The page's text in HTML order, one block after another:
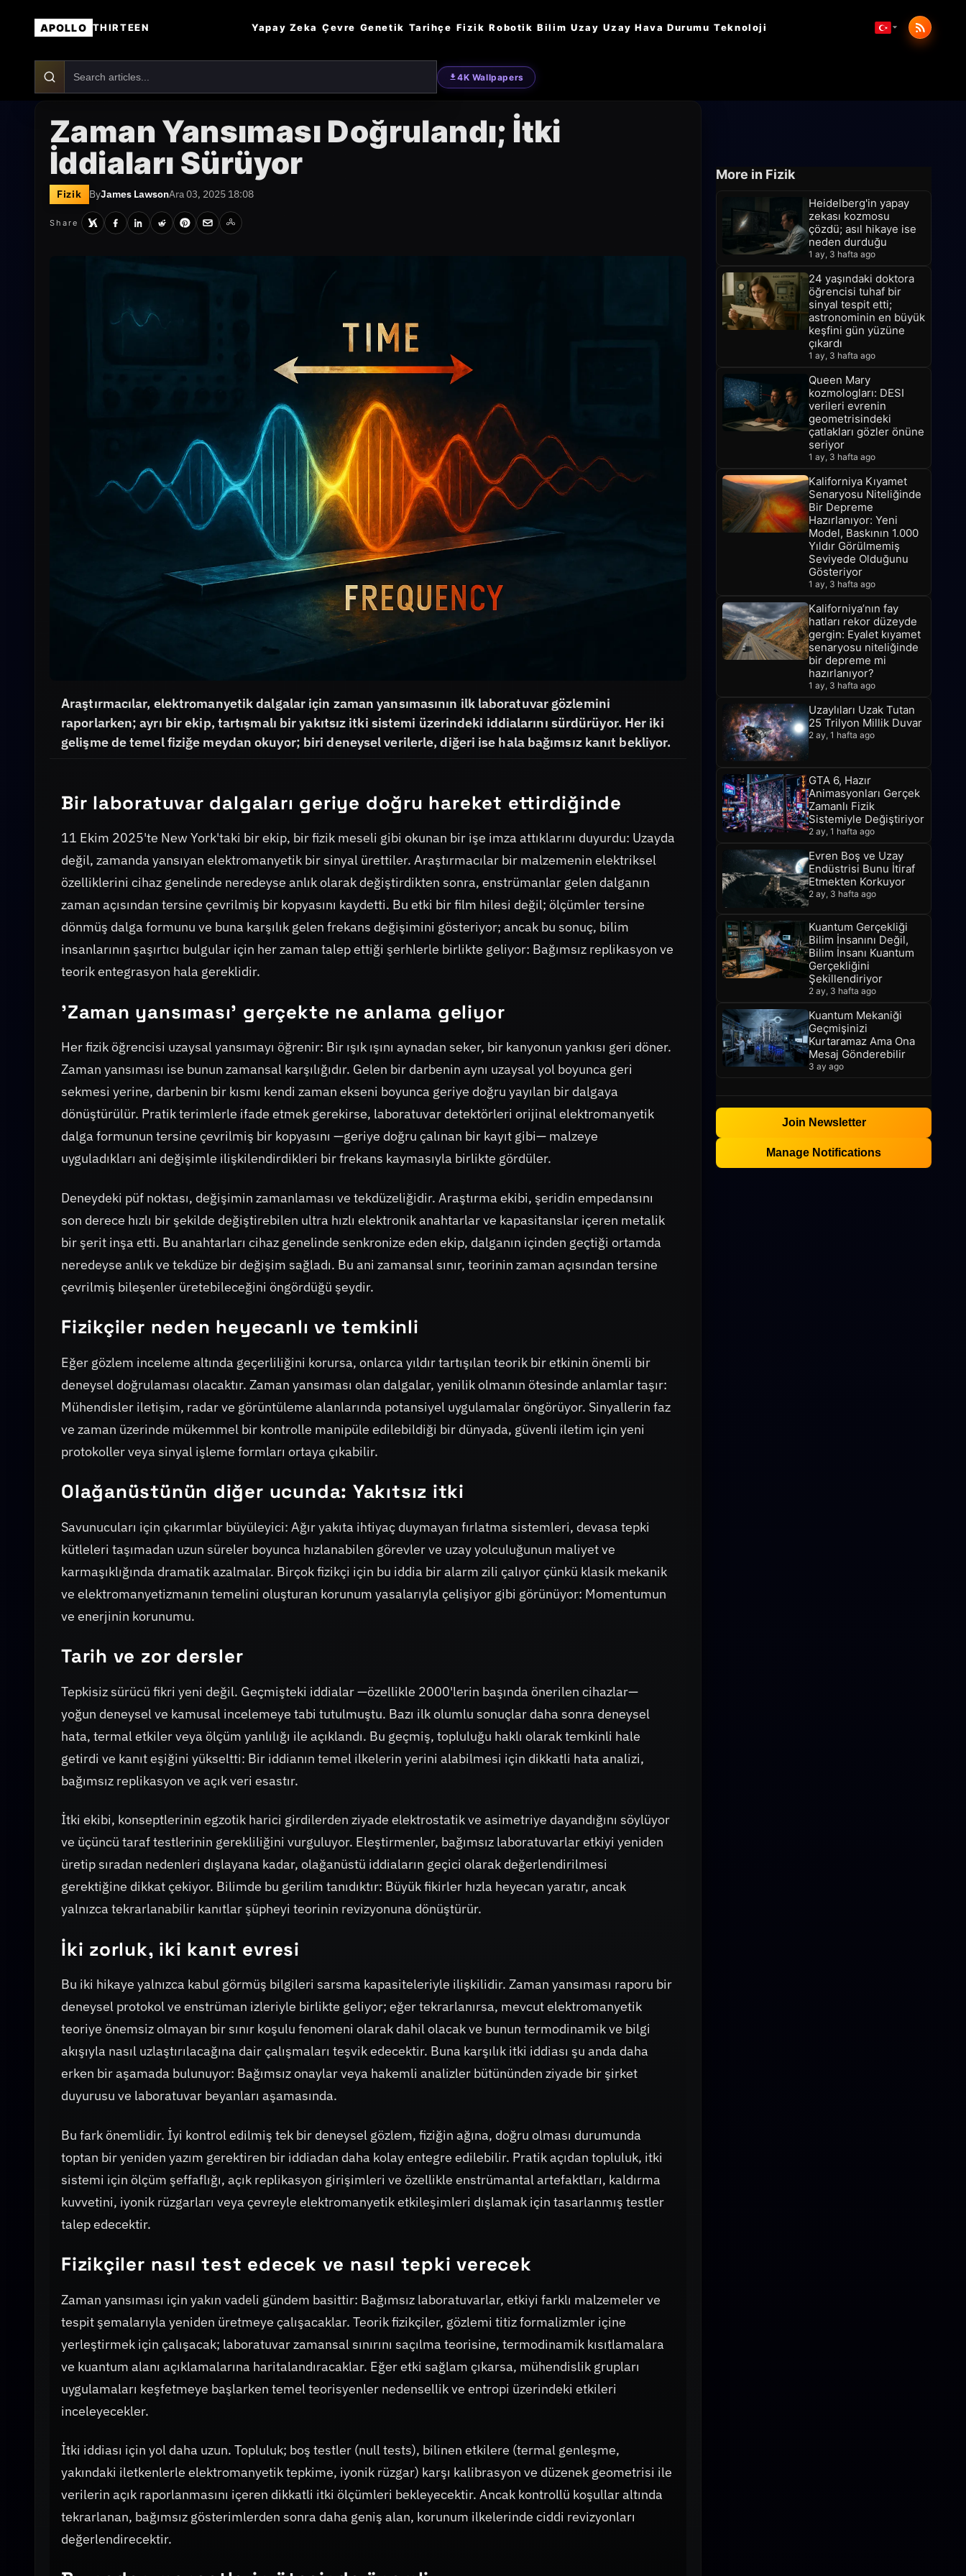
APOLLO THIRTEEN Yapay Zeka Çevre Genetik Tarihçe Fizik Robotik Bilim Uzay Uzay Hava Durumu Teknoloji
4K Wallpapers
Zaman Yansıması Doğrulandı; İtki
İddiaları Sürüyor
Fizik ByJames LawsonAra 03, 2025 18:08
Share
Araştırmacılar, elektromanyetik dalgalar için zaman yansımasının ilk laboratuvar gözlemini
raporlarken; ayrı bir ekip, tartışmalı bir yakıtsız itki sistemi üzerindeki iddialarını sürdürüyor. Her iki
gelişme de temel fiziğe meydan okuyor; biri deneysel verilerle, diğeri ise hala bağımsız kanıt bekliyor.
Bir laboratuvar dalgaları geriye doğru hareket ettirdiğinde
11 Ekim 2025'te New York'taki bir ekip, bir fizik meseli gibi okunan bir işe imza attıklarını duyurdu: Uzayda
değil, zamanda yansıyan elektromanyetik bir sinyal ürettiler. Araştırmacılar bir malzemenin elektriksel
özelliklerini cihaz genelinde neredeyse anlık olarak değiştirdikten sonra, enstrümanlar gelen dalganın
zaman açısından tersine çevrilmiş bir kopyasını kaydetti. Bu etki bir film hilesi değil; ölçümler tersine
dönmüş dalga formunu ve buna karşılık gelen frekans değişimini gösteriyor; ancak bu sonuç, bilim
insanlarının şaşırtıcı bulgular için her zaman talep ettiği şerhlerle birlikte geliyor: Bağımsız replikasyon ve
teorik entegrasyon hala gereklidir.
'Zaman yansıması' gerçekte ne anlama geliyor
Her fizik öğrencisi uzaysal yansımayı öğrenir: Bir ışık ışını aynadan seker, bir kanyonun yankısı geri döner.
Zaman yansıması ise bunun zamansal karşılığıdır. Gelen bir darbenin aynı uzaysal yol boyunca geri
sekmesi yerine, darbenin bir kısmı kendi zaman ekseni boyunca geriye doğru yayılan bir dalgaya
dönüştürülür. Pratik terimlerle ifade etmek gerekirse, laboratuvar detektörleri orijinal elektromanyetik
dalga formunun tersine çevrilmiş bir kopyasını —geriye doğru çalınan bir kayıt gibi— malzeye
uyguladıkları ani değişimle ilişkilendirdikleri bir frekans kaymasıyla birlikte gördüler.
Deneydeki püf noktası, değişimin zamanlaması ve tekdüzeliğidir. Araştırma ekibi, şeridin empedansını
son derece hızlı bir şekilde değiştirebilen ultra hızlı elektronik anahtarlar ve kapasitanslar içeren metalik
bir şerit inşa etti. Bu anahtarları cihaz genelinde senkronize eden ekip, dalganın içinden geçtiği ortamda
neredeyse anlık ve tekdüze bir değişim sağladı. Bu ani zamansal sınır, teorinin zaman açısından tersine
çevrilmiş bileşenler üretebileceğini öngördüğü şeydir.
Fizikçiler neden heyecanlı ve temkinli
Eğer gözlem inceleme altında geçerliliğini korursa, onlarca yıldır tartışılan teorik bir etkinin önemli bir
deneysel doğrulaması olacaktır. Zaman yansıması olan dalgalar, yenilik olmanın ötesinde anlamlar taşır:
Mühendisler iletişim, radar ve görüntüleme alanlarında potansiyel uygulamalar öngörüyor. Sinyallerin faz
ve zaman üzerinde mükemmel bir kontrolle manipüle edilebildiği bir dünyada, güvenli iletim için yeni
protokoller veya sinyal işleme formları ortaya çıkabilir.
Olağanüstünün diğer ucunda: Yakıtsız itki
Savunucuları için çıkarımlar büyüleyici: Ağır yakıta ihtiyaç duymayan fırlatma sistemleri, devasa tepki
kütleleri taşımadan uzun süreler boyunca hızlanabilen görevler ve uzay yolculuğunun maliyet ve
karmaşıklığında dramatik azalmalar. Birçok fizikçi için bu iddia bir alarm zili çalıyor çünkü klasik mekanik
ve elektromanyetizmanın temelini oluşturan korunum yasalarıyla çelişiyor gibi görünüyor: Momentumun
ve enerjinin korunumu.
Tarih ve zor dersler
Tepkisiz sürücü fikri yeni değil. Geçmişteki iddialar —özellikle 2000'lerin başında önerilen cihazlar—
yoğun deneysel ve kamusal incelemeye tabi tutulmuştu. Bazı ilk olumlu sonuçlar daha sonra deneysel
hata, termal etkiler veya ölçüm yanlılığı ile açıklandı. Bu geçmiş, topluluğu haklı olarak temkinli hale
getirdi ve kanıt eşiğini yükseltti: Bir iddianın temel ilkelerin yerini alabilmesi için dikkatli hata analizi,
bağımsız replikasyon ve açık veri esastır.
İtki ekibi, konseptlerinin egzotik harici girdilerden ziyade elektrostatik ve asimetriye dayandığını söylüyor
ve üçüncü taraf testlerinin gerekliliğini vurguluyor. Eleştirmenler, bağımsız laboratuvarlar etkiyi yeniden
üretip sıradan nedenleri dışlayana kadar, olağanüstü iddiaların geçici olarak değerlendirilmesi
gerektiğine dikkat çekiyor. Bilimde bu gerilim tanıdıktır: Büyük fikirler hızla heyecan yaratır, ancak
yalnızca tekrarlanabilir kanıtlar şüpheyi teorinin revizyonuna dönüştürür.
İki zorluk, iki kanıt evresi
Bu iki hikaye yalnızca kabul görmüş bilgileri sarsma kapasiteleriyle ilişkilidir. Zaman yansıması raporu bir
deneysel protokol ve enstrüman izleriyle birlikte geliyor; eğer tekrarlanırsa, mevcut elektromanyetik
teoriye önemsiz olmayan bir sınır koşulu fenomeni olarak dahil olacak ve bunun termodinamik ve bilgi
akışıyla nasıl uzlaştırılacağına dair çalışmaları teşvik edecektir. Buna karşılık itki iddiası şu anda daha
erken bir aşamada bulunuyor: Bağımsız onaylar veya hakemli analizler bütününden ziyade bir şirket
duyurusu ve laboratuvar beyanları aşamasında.
Bu fark önemlidir. İyi kontrol edilmiş tek bir deneysel gözlem, fiziğin ağına, doğru olması durumunda
toptan bir yeniden yazım gerektiren bir iddiadan daha kolay entegre edilebilir. Pratik açıdan topluluk, itki
sistemi için ölçüm şeffaflığı, açık replikasyon girişimleri ve özellikle enstrümantal artefaktları, kaldırma
kuvvetini, iyonik rüzgarları veya çevreyle elektromanyetik etkileşimleri dışlamak için tasarlanmış testler
talep edecektir.
Fizikçiler nasıl test edecek ve nasıl tepki verecek
Zaman yansıması için yakın vadeli gündem basittir: Bağımsız laboratuvarlar, etkiyi farklı malzemeler ve
tespit şemalarıyla yeniden üretmeye çalışacaklar. Teorik fizikçiler, gözlemi titiz formalizmler içine
yerleştirmek için çalışacak; laboratuvar zamansal sınırını saçılma teorisine, termodinamik kısıtlamalara
ve kuantum alanı açıklamalarına haritalandıracaklar. Eğer etki sağlam çıkarsa, mühendislik grupları
uygulamaları keşfetmeye başlarken temel teorisyenler nedensellik ve entropi üzerindeki etkileri
inceleyecekler.
İtki iddiası için yol daha uzun. Topluluk; boş testler (null tests), bilinen etkilere (termal genleşme,
yakındaki iletkenlerle elektromanyetik tepkime, iyonik rüzgar) karşı kalibrasyon ve düzenek geometrisi ile
verilerin açık raporlanmasını içeren dikkatli itki ölçümleri bekleyecektir. Ancak kontrollü koşullar altında
tekrarlanan, bağımsız gösterimlerden sonra daha geniş alan, korunum ilkelerinde ciddi revizyonları
değerlendirecektir.
More in Fizik
Heidelberg'in yapay
zekası kozmosu
çözdü; asıl hikaye ise
neden durduğu
1 ay, 3 hafta ago
24 yaşındaki doktora
öğrencisi tuhaf bir
sinyal tespit etti;
astronominin en büyük
keşfini gün yüzüne
çıkardı
1 ay, 3 hafta ago
Queen Mary
kozmologları: DESI
verileri evrenin
geometrisindeki
çatlakları gözler önüne
seriyor
1 ay, 3 hafta ago
Kaliforniya Kıyamet
Senaryosu Niteliğinde
Bir Depreme
Hazırlanıyor: Yeni
Model, Baskının 1.000
Yıldır Görülmemiş
Seviyede Olduğunu
Gösteriyor
1 ay, 3 hafta ago
Kaliforniya’nın fay
hatları rekor düzeyde
gergin: Eyalet kıyamet
senaryosu niteliğinde
bir depreme mi
hazırlanıyor?
1 ay, 3 hafta ago
Uzaylıları Uzak Tutan
25 Trilyon Millik Duvar
2 ay, 1 hafta ago
GTA 6, Hazır
Animasyonları Gerçek
Zamanlı Fizik
Sistemiyle Değiştiriyor
2 ay, 1 hafta ago
Evren Boş ve Uzay
Endüstrisi Bunu İtiraf
Etmekten Korkuyor
2 ay, 3 hafta ago
Kuantum Gerçekliği
Bilim İnsanını Değil,
Bilim İnsanı Kuantum
Gerçekliğini
Şekillendiriyor
2 ay, 3 hafta ago
Kuantum Mekaniği
Geçmişinizi
Kurtaramaz Ama Ona
Mesaj Gönderebilir
3 ay ago
Join Newsletter
Manage Notifications